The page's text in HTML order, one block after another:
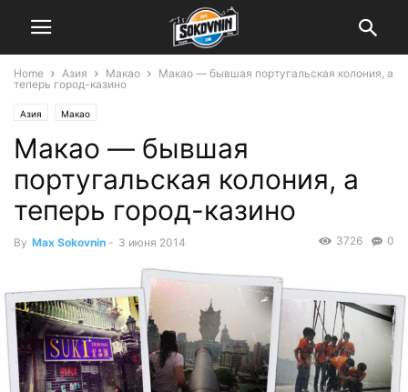
Home Азия Макао
Макао — бывшая португальская колония, а
теперь город-казино
Азия Макао
Макао — бывшая
португальская колония, а
теперь город-казино
By Max Sokovnin - 3 июня 2014 0
3726